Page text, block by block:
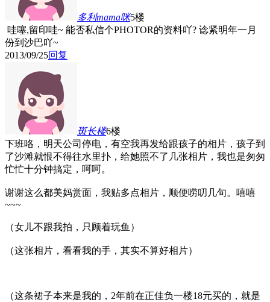
多利mama咪5楼
哇噻,留印哇~ 能否私信个PHOTOR的资料吖? 谂紧明年一月
份到沙巴吖~
2013/09/25回复
斑长楼6楼
下班咯，明天公司停电，有空我再发给跟孩子的相片，孩子到
了沙滩就恨不得往水里扑，给她照不了几张相片，我也是匆匆
忙忙十分钟搞定，呵呵。
谢谢这么都美妈赏面，我贴多点相片，顺便唠叨几句。嘻嘻
~~~
（女儿不跟我拍，只顾着玩鱼）
（这张相片，看看我的手，其实不算好相片）
（这条裙子本来是我的，2年前在正佳负一楼18元买的，就是